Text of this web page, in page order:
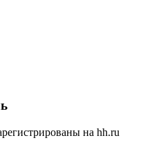
на hh.ru